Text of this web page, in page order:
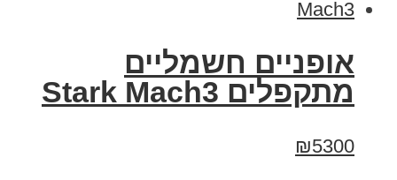
‏אופניים חשמליים
‏מתקפלים Stark Mach3
₪5300